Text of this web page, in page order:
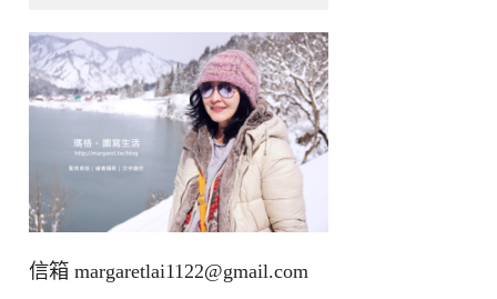
信箱 margaretlai1122@gmail.com